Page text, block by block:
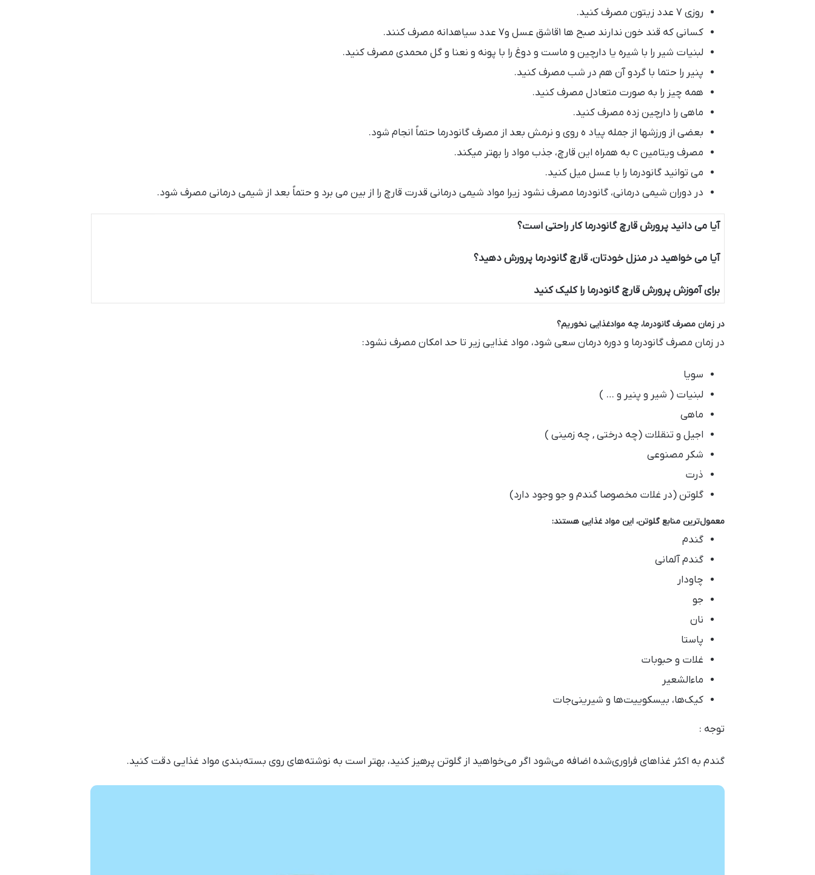
روزی ۷ عدد زیتون مصرف کنید.
کسانی که قند خون ندارند صبح ها ۱قاشق عسل و۷ عدد سیاهدانه مصرف کنند.
لبنیات شیر را با شیره یا دارچین و ماست و دوغ را با پونه و نعنا و گل محمدی مصرف کنید.
پنیر را حتما با گردو آن هم در شب مصرف کنید.
همه چیز را به صورت متعادل مصرف کنید.
ماهی را دارچین زده مصرف کنید.
بعضی از ورزش­ها از جمله پیاد ه روی و نرمش بعد از مصرف گانودرما حتماً انجام شود.
مصرف ویتامین c به همراه این قارچ، جذب مواد را بهتر می­کند.
می توانید گانودرما را با عسل میل کنید.
در دوران شیمی درمانی، گانودرما مصرف نشود زیرا مواد شیمی درمانی قدرت قارچ را از بین می برد و حتماً بعد از شیمی درمانی مصرف شود.
آیا می دانید پرورش قارچ گانودرما کار راحتی است؟
آیا می خواهید در منزل خودتان، قارچ گانودرما پرورش دهید؟
برای آموزش پرورش قارچ گانودرما را کلیک کنید
در زمان مصرف گانودرما، چه موادغذایی نخوریم؟
در زمان مصرف گانودرما و دوره درمان سعی شود، مواد غذایی زیر تا حد امکان مصرف نشود:
سویا
لبنیات ( شیر و پنیر و … )
ماهی
اجیل و تنقلات (چه درختی , چه زمینی )
شکر مصنوعی
ذرت
گلوتن (در غلات مخصوصا گندم و جو وجود دارد)
معمولترین منابع گلوتن، این مواد غذایی هستند:
گندم
گندم آلمانی
چاودار
جو
نان
پاستا
غلات و حبوبات
ماءالشعیر
کیک‌ها، بیسکوییت‌ها و شیرینی‌جات
توجه :
گندم به اکثر غذاهای فراوری‌شده اضافه می‌شود اگر می‌خواهید از گلوتن پرهیز کنید، بهتر است به نوشته‌های روی بسته‌بندی مواد غذایی دقت کنید.